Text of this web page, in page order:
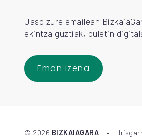
Jaso zure emailean
ekintza guztiak, buletin
Eman izena
© 2026 BIZKAIAGARA